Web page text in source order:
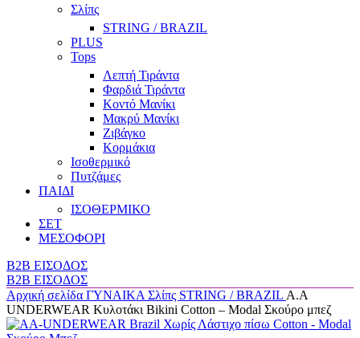
Σλίπς
STRING / BRAZIL
PLUS
Tops
Λεπτή Τιράντα
Φαρδιά Τιράντα
Κοντό Μανίκι
Μακρύ Μανίκι
Ζιβάγκο
Κορμάκια
Ισοθερμικό
Πυτζάμες
ΠΑΙΔΙ
ΙΣΟΘΕΡΜΙΚΟ
ΣΕΤ
ΜΕΣΟΦΟΡΙ
B2B ΕΙΣΟΔΟΣ
B2B ΕΙΣΟΔΟΣ
Αρχική σελίδα ΓΥΝΑΙΚΑ Σλίπς STRING / BRAZIL Α.A
UNDERWEAR Κυλοτάκι Bikini Cotton – Modal Σκούρο μπεζ